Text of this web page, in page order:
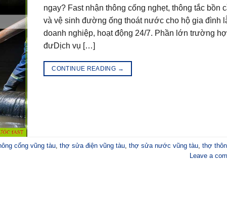
ngay? Fast nhận thông cống nghẹt, thông tắc bồn
và vệ sinh đường ống thoát nước cho hộ gia đình
doanh nghiệp, hoạt động 24/7. Phần lớn trường
đưDịch vụ […]
CONTINUE READING →
cống vũng tàu thợ sửa điện vũng tàu thợ sửa nước vũng tàu thợ
Leave a